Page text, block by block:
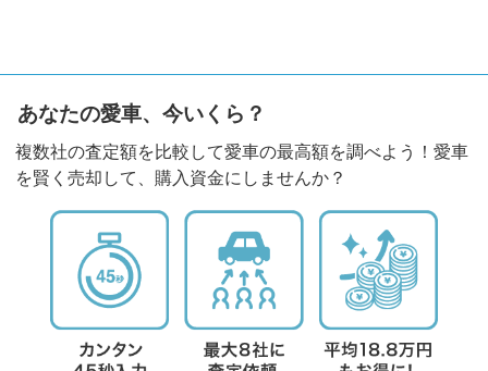
あなたの愛車、今いくら？
複数社の査定額を比較して愛車の最高額を調べよう！愛車
を賢く売却して、購入資金にしませんか？